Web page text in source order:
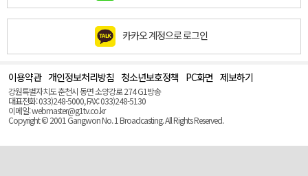
카카오 계정으로 로그인
이용약관 개인정보처리방침 청소년보호정책 PC화면 제보하기
강원특별자치도 춘천시 동면 소양강로 274 G1방송
대표전화: 033)248-5000, FAX: 033)248-5130
이메일: webmaster@g1tv.co.kr
Copyright © 2001 Gangwon No. 1 Broadcasting. All Rights Reserved.